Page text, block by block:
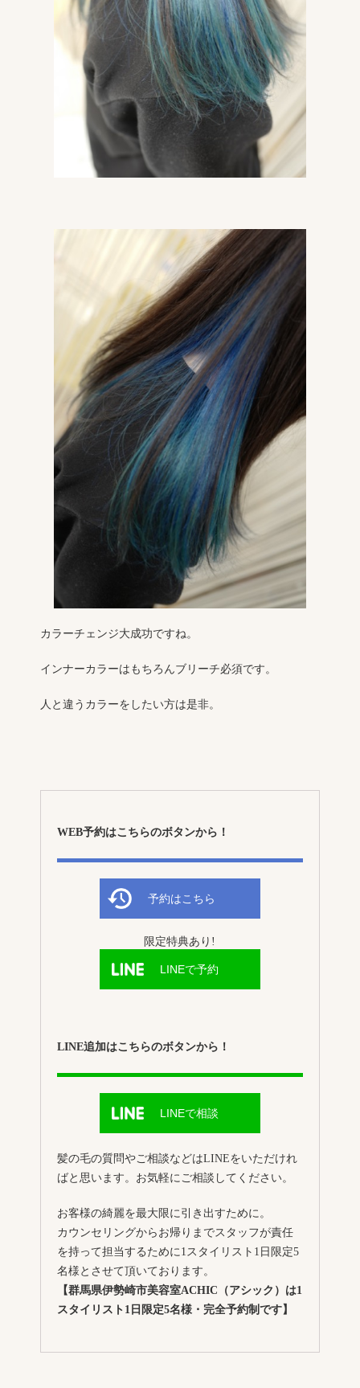
カラーチェンジ大成功ですね。
インナーカラーはもちろんブリーチ必須です。
人と違うカラーをしたい方は是非。
WEB予約はこちらのボタンから！
予約はこちら
限定特典あり!
LINEで予約
LINE追加はこちらのボタンから！
LINEで相談
髪の毛の質問やご相談などはLINEをいただけれ
ばと思います。お気軽にご相談してください。
お客様の綺麗を最大限に引き出すために。
カウンセリングからお帰りまでスタッフが責任
を持って担当するために1スタイリスト1日限定5
名様とさせて頂いております。
【群馬県伊勢崎市美容室ACHIC（アシック）は1
スタイリスト1日限定5名様・完全予約制です】